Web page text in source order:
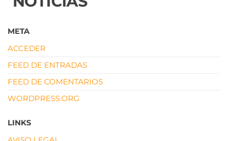
META
ACCEDER
FEED DE ENTRADAS
FEED DE COMENTARIOS
WORDPRESS.ORG
LINKS